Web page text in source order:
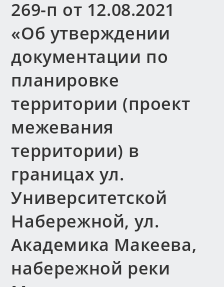
269-п от 12.08.2021
«Об утверждении
документации по
планировке
территории (проект
межевания
территории) в
границах ул.
Университетской
Набережной, ул.
Академика Макеева,
набережной реки